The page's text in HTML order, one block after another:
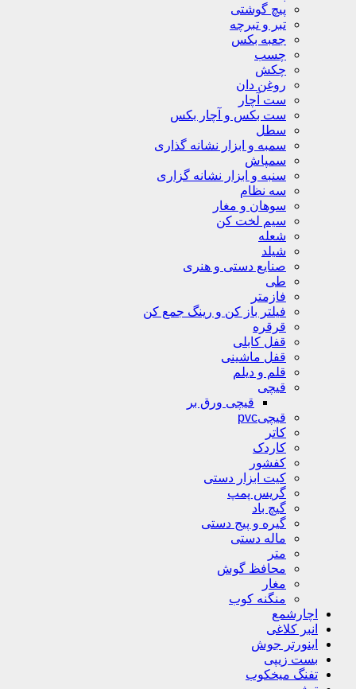
پیچ گوشتی
تبر و تبرچه
جعبه بکس
چسب
چکش
روغن دان
ست آچار
ست بکس و آچار بکس
سطل
سمبه و ابزار نشانه گذاری
سمپاش
سنبه و ابزار نشانه گزاری
سه نظام
سوهان و مغار
سیم لخت کن
شعله
شیلد
صنایع دستی و هنری
طی
فازمتر
فیلتر باز کن و رینگ جمع کن
قرقره
قفل کابلی
قفل ماشینی
قلم و دیلم
قیچی
قیچی ورق بر
قیچیpvc
کاتر
کاردک
کفشور
کیت ابزار دستی
گریس پمپ
گیچ باد
گیره و پیج دستی
ماله دستی
متر
محافظ گوش
مغار
منگنه کوب
اچارشمع
انبر کلاغی
اینورتر جوش
بست زیپی
تفنگ میخکوب